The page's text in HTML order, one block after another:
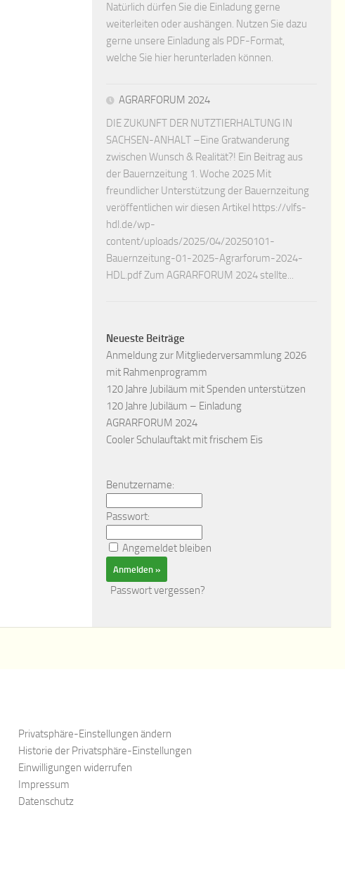
Natürlich dürfen Sie die Einladung gerne
weiterleiten oder aushängen. Nutzen Sie dazu
gerne unsere Einladung als PDF-Format,
welche Sie hier herunterladen können.
AGRARFORUM 2024
DIE ZUKUNFT DER NUTZTIERHALTUNG IN
SACHSEN-ANHALT –Eine Gratwanderung
zwischen Wunsch & Realität?! Ein Beitrag aus
der Bauernzeitung 1. Woche 2025 Mit
freundlicher Unterstützung der Bauernzeitung
veröffentlichen wir diesen Artikel https://vlfs-
hdl.de/wp-
content/uploads/2025/04/20250101-
Bauernzeitung-01-2025-Agrarforum-2024-
HDL.pdf Zum AGRARFORUM 2024 stellte...
Neueste Beiträge
Anmeldung zur Mitgliederversammlung 2026
mit Rahmenprogramm
120 Jahre Jubiläum mit Spenden unterstützen
120 Jahre Jubiläum – Einladung
AGRARFORUM 2024
Cooler Schulauftakt mit frischem Eis
Benutzername:
Passwort:
Angemeldet bleiben
Passwort vergessen?
Privatsphäre-Einstellungen ändern
Historie der Privatsphäre-Einstellungen
Einwilligungen widerrufen
Impressum
Datenschutz